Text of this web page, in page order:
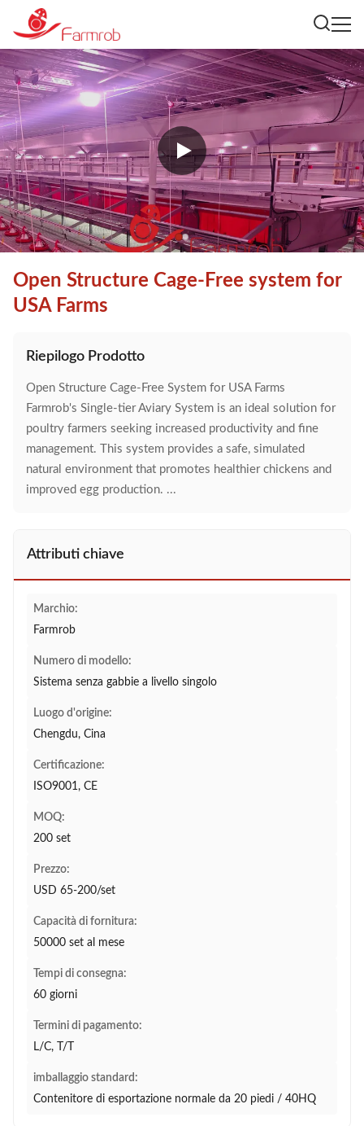
Open Structure Cage-Free system for
USA Farms
Riepilogo Prodotto
Open Structure Cage-Free System for USA Farms
Farmrob's Single-tier Aviary System is an ideal solution for
poultry farmers seeking increased productivity and fine
management. This system provides a safe, simulated
natural environment that promotes healthier chickens and
improved egg production. ...
Attributi chiave
Marchio:
Farmrob
Numero di modello:
Sistema senza gabbie a livello singolo
Luogo d'origine:
Chengdu, Cina
Certificazione:
ISO9001, CE
MOQ:
200 set
Prezzo:
USD 65-200/set
Capacità di fornitura:
50000 set al mese
Tempi di consegna:
60 giorni
Termini di pagamento:
L/C, T/T
imballaggio standard:
Contenitore di esportazione normale da 20 piedi / 40HQ